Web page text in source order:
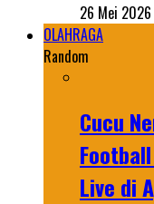
26 Mei 2026
OLAHRAGA
Random
Cucu
Live di